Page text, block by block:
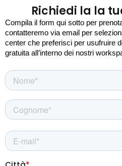
Richiedi la la
Compila il form qui sotto per
contatteremo via email per
center che preferisci per usufruire
gratuita all’interno dei nostri